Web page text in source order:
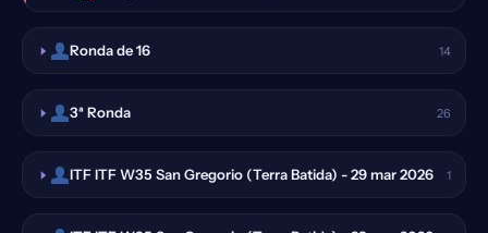
Ronda de 16 14
3ª Ronda 26
ITF ITF W35 San Gregorio (Terra Batida) - 29 mar 2026 1